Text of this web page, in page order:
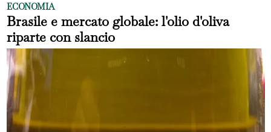
ECONOMIA
Brasile e mercato globale: l'olio d'oliva
riparte con slancio